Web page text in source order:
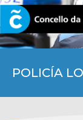
POLICÍA
CORUNA.GAL